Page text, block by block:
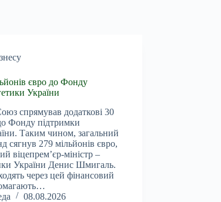
євро до Фонду
України
спрямував додаткові 30
Фонду підтримки
Таким чином, загальний
сягнув 279 мільйонів євро,
віцепрем’єр-міністр –
України Денис Шмигаль.
через цей фінансовий
08.08.2026